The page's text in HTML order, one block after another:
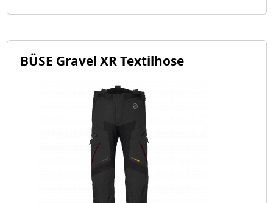
BÜSE Gravel XR Textilhose